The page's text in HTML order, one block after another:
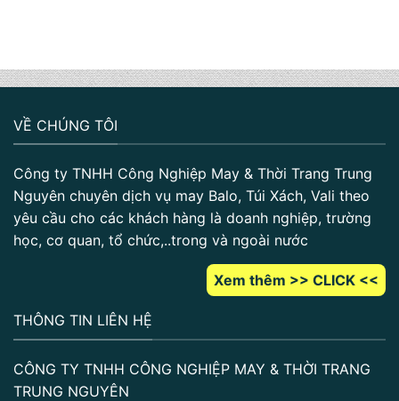
VỀ CHÚNG TÔI
Công ty TNHH Công Nghiệp May & Thời Trang Trung
Nguyên chuyên dịch vụ may Balo, Túi Xách, Vali theo
yêu cầu cho các khách hàng là doanh nghiệp, trường
học, cơ quan, tổ chức,..trong và ngoài nước
Xem thêm >> CLICK <<
THÔNG TIN LIÊN HỆ
CÔNG TY TNHH CÔNG NGHIỆP MAY & THỜI TRANG
TRUNG NGUYÊN